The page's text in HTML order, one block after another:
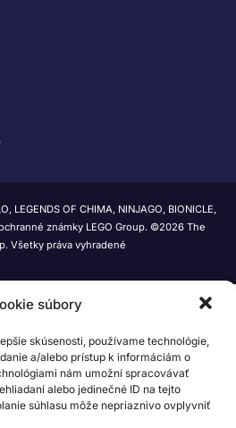
súbory
skúsenosti, používame technológie,
a/alebo prístup k informáciám o
nám umožní spracovávať
alebo jedinečné ID na tejto
súhlasu môže nepriaznivo ovplyvniť
LEGENDS OF CHIMA, NINJAGO, BIONICLE,
známky LEGO Group. ©2026 The
Všetky práva vyhradené